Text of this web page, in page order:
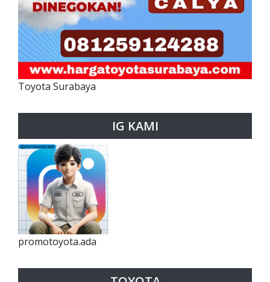
Toyota Surabaya
IG KAMI
promotoyota.ada